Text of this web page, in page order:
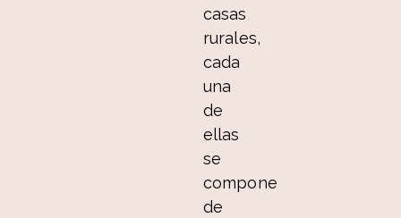
casas
rurales,
cada
una
de
ellas
se
compone
de